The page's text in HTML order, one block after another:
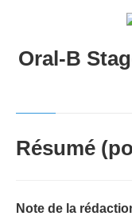
Oral-B
Résumé
Note de la